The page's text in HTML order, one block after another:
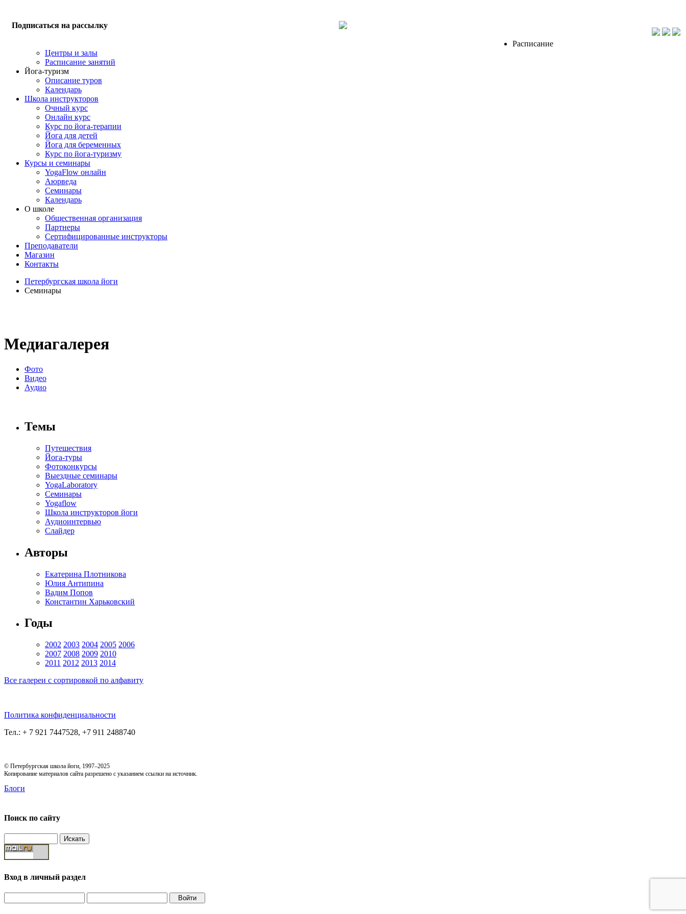
Подписаться на рассылку
Расписание
Центры и залы
Расписание занятий
Йога-туризм
Описание туров
Календарь
Школа инструкторов
Очный курс
Онлайн курс
Курс по йога-терапии
Йога для детей
Йога для беременных
Курс по йога-туризму
Курсы и семинары
YogaFlow онлайн
Аюрведа
Семинары
Календарь
О школе
Общественная организация
Партнеры
Сертифицированные инструкторы
Преподаватели
Магазин
Контакты
Петербургская школа йоги
Семинары
Медиагалерея
Фото
Видео
Аудио
Темы
Путешествия
Йога-туры
Фотоконкурсы
Выездные семинары
YogaLaboratory
Семинары
Yogaflow
Школа инструкторов йоги
Аудиоинтервью
Слайдер
Авторы
Екатерина Плотникова
Юлия Антипина
Вадим Попов
Константин Харьковский
Годы
2002 2003 2004 2005 2006
2007 2008 2009 2010
2011 2012 2013 2014
Все галереи с сортировкой по алфавиту
Политика конфиденциальности
Тел.: + 7 921 7447528, +7 911 2488740
© Петербургская школа йоги, 1997–2025
Копирование материалов сайта разрешено с указанием ссылки на источник.
Блоги
Поиск по сайту
Вход в личный раздел